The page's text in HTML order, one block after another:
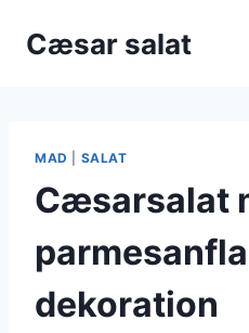
Cæsar salat
MAD SALAT
Cæsarsalat
dekoration